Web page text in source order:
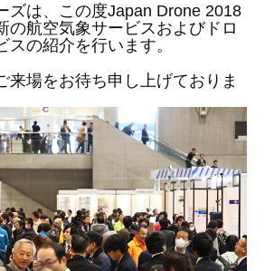
ズは、この度Japan Drone 2018
の航空気象サービスおよびドロ
スの紹介を行います。
来場をお待ち申し上げておりま